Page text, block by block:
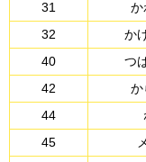
31
か
32
か
40
つ
42
か
44
45